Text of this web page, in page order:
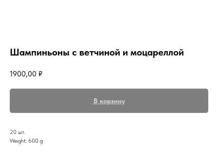
Шампиньоны с ветчиной и моцареллой
1900,00 ₽
В корзину
20 шт.
Weight: 600 g